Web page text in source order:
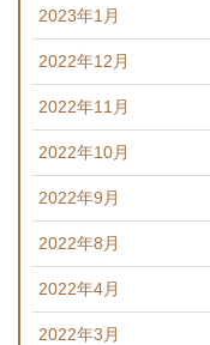
2023年1月
2022年12月
2022年11月
2022年10月
2022年9月
2022年8月
2022年4月
2022年3月